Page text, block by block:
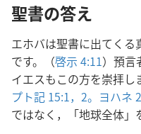
聖書の答え
エホバは聖書に出てく
です。（啓示 4:11）預言
イエスもこの方を崇拝し
プト記 15:1，2。 ヨハネ
ではなく，「地球全体」